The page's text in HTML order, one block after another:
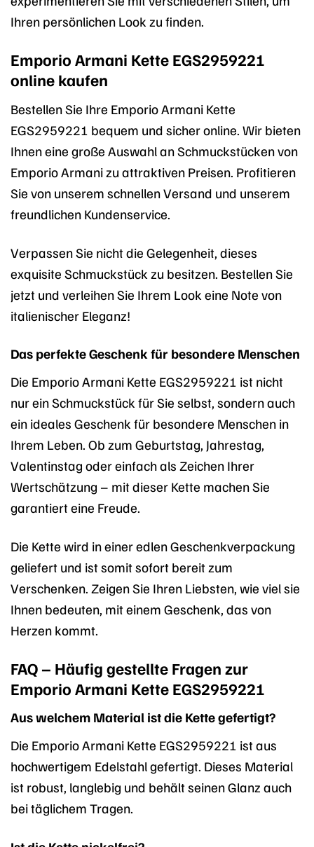
Ihren persönlichen Look zu finden.
Emporio Armani Kette EGS2959221
online kaufen
Bestellen Sie Ihre Emporio Armani Kette
EGS2959221 bequem und sicher online. Wir bieten
Ihnen eine große Auswahl an Schmuckstücken von
Emporio Armani zu attraktiven Preisen. Profitieren
Sie von unserem schnellen Versand und unserem
freundlichen Kundenservice.
Verpassen Sie nicht die Gelegenheit, dieses
exquisite Schmuckstück zu besitzen. Bestellen Sie
jetzt und verleihen Sie Ihrem Look eine Note von
italienischer Eleganz!
Das perfekte Geschenk für besondere Menschen
Die Emporio Armani Kette EGS2959221 ist nicht
nur ein Schmuckstück für Sie selbst, sondern auch
ein ideales Geschenk für besondere Menschen in
Ihrem Leben. Ob zum Geburtstag, Jahrestag,
Valentinstag oder einfach als Zeichen Ihrer
Wertschätzung – mit dieser Kette machen Sie
garantiert eine Freude.
Die Kette wird in einer edlen Geschenkverpackung
geliefert und ist somit sofort bereit zum
Verschenken. Zeigen Sie Ihren Liebsten, wie viel sie
Ihnen bedeuten, mit einem Geschenk, das von
Herzen kommt.
FAQ – Häufig gestellte Fragen zur
Emporio Armani Kette EGS2959221
Aus welchem Material ist die Kette gefertigt?
Die Emporio Armani Kette EGS2959221 ist aus
hochwertigem Edelstahl gefertigt. Dieses Material
ist robust, langlebig und behält seinen Glanz auch
bei täglichem Tragen.